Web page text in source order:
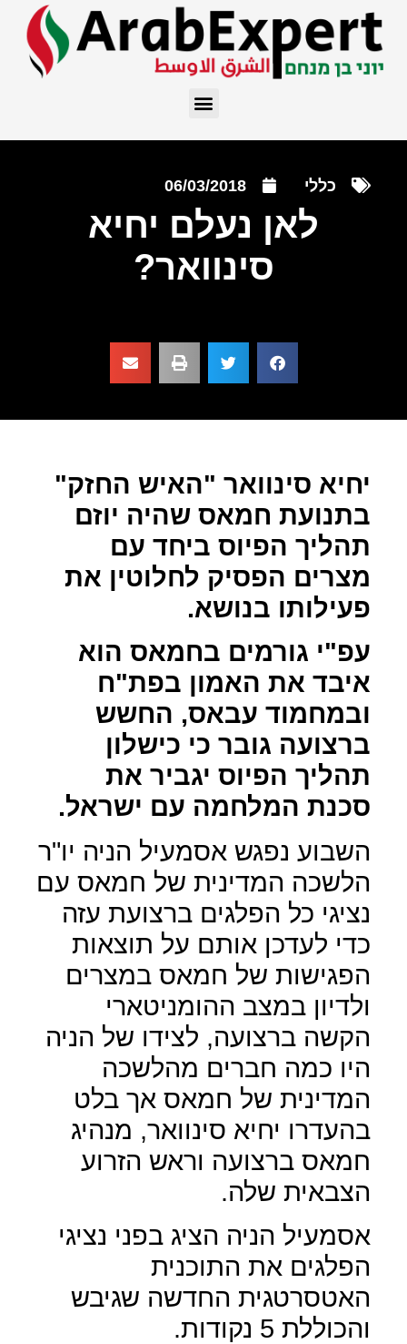
כללי 06/03/2018
לאן נעלם יחיא
סינוואר?
יחיא סינוואר "האיש החזק"
בתנועת חמאס שהיה יוזם
תהליך הפיוס ביחד עם
מצרים הפסיק לחלוטין את
פעילותו בנושא.
עפ"י גורמים בחמאס הוא
איבד את האמון בפת"ח
ובמחמוד עבאס, החשש
ברצועה גובר כי כישלון
תהליך הפיוס יגביר את
סכנת המלחמה עם ישראל.
השבוע נפגש אסמעיל הניה יו"ר
הלשכה המדינית של חמאס עם
נציגי כל הפלגים ברצועת עזה
כדי לעדכן אותם על תוצאות
הפגישות של חמאס במצרים
ולדיון במצב ההומניטארי
הקשה ברצועה, לצידו של הניה
היו כמה חברים מהלשכה
המדינית של חמאס אך בלט
בהעדרו יחיא סינוואר, מנהיג
חמאס ברצועה וראש הזרוע
הצבאית שלה.
אסמעיל הניה הציג בפני נציגי
הפלגים את התוכנית
האטסרטגית החדשה שגיבש
והכוללת 5 נקודות.